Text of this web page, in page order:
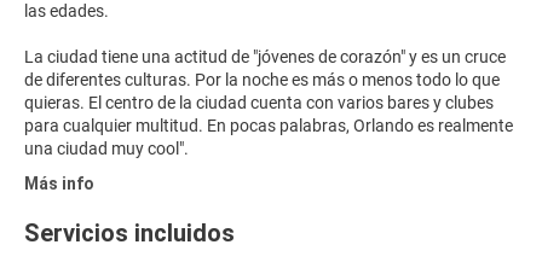
las edades.
La ciudad tiene una actitud de "jóvenes de corazón" y es un cruce
de diferentes culturas. Por la noche es más o menos todo lo que
quieras. El centro de la ciudad cuenta con varios bares y clubes
para cualquier multitud. En pocas palabras, Orlando es realmente
Más info
Servicios incluidos